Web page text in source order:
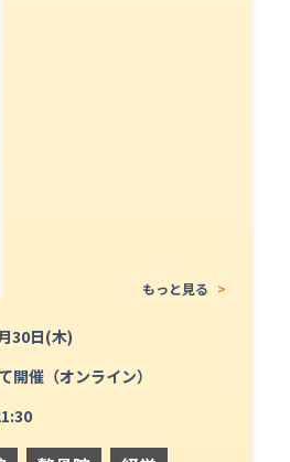
もっと見る >
30日(木)
開催（オンライン）